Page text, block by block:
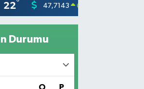
22° 47,7143 0.16
Durumu
O P